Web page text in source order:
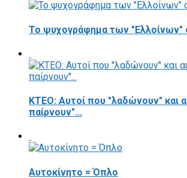
Το ψυχογράφημα των "Ελλοίνων"
ΚΤΕΟ: Αυτοί που "λαδώνουν" και
παίρνουν"...
Αυτοκίνητο = Όπλο